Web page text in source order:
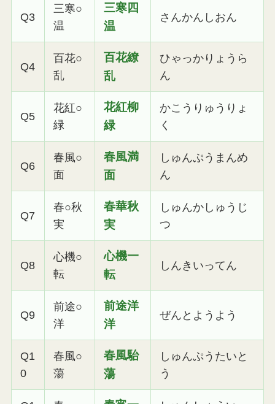
Q3
三寒○
温
三寒四
温
さんかんしおん
Q4
百花○
乱
百花繚
乱
ひゃっかりょうら
ん
Q5
花紅○
緑
花紅柳
緑
かこうりゅうりょ
く
Q6
春風○
面
春風満
面
しゅんぷうまんめ
ん
Q7
春○秋
実
春華秋
実
しゅんかしゅうじ
つ
Q8
心機○
転
心機一
転
しんきいってん
Q9
前途○
洋
前途洋
洋
ぜんとようよう
Q1
0
春風○
蕩
春風駘
蕩
しゅんぷうたいと
う